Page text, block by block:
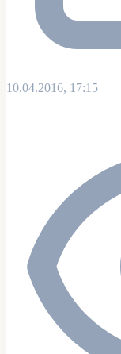
10.04.2016, 17:15